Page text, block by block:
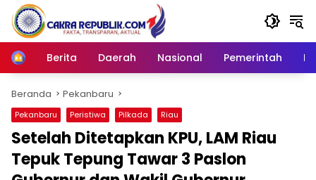
Langsung
konten
Home
Berita Daerah Nasional Pemerintah
Beranda Pekanbaru
Pekanbaru Peristiwa Pilkada Riau
Setelah Ditetapkan KPU, LAM Riau
Tepuk Tepung Tawar 3 Paslon